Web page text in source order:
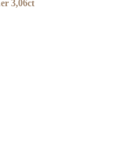
3,06ct